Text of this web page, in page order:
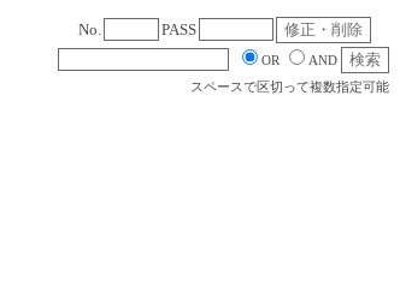
No. PASS
OR
AND
スペースで区切って複数指定可能